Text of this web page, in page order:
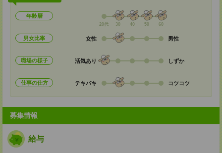
年齢層
20代 30 40 50 60
男女比率 女性 男性
職場の様子 活気あり しずか
仕事の仕方 テキパキ コツコツ
募集情報
給与